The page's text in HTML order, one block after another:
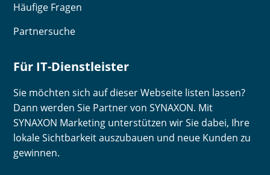
Häufige Fragen
Partnersuche
Für IT-Dienstleister
Sie möchten sich auf dieser Webseite listen lassen?
Dann werden Sie Partner von SYNAXON. Mit
SYNAXON Marketing unterstützen wir Sie dabei, Ihre
lokale Sichtbarkeit auszubauen und neue Kunden zu
gewinnen.